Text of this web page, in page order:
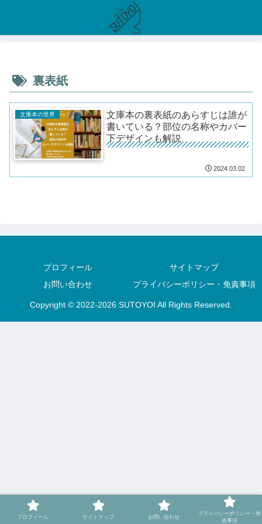
裏表紙
文庫本の世界
文庫本の裏表紙のあらすじは誰が
書いている？部位の名称やカバー
下デザインも解説
2024.03.02
プロフィール
サイトマップ
お問い合わせ
プライバシーポリシー・免責事項
Copyright © 2022-2026 SUTOYOI All Rights Reserved.
プロフィール サイトマップ お問い合わせ
プライバシーポリシー・免
責事項